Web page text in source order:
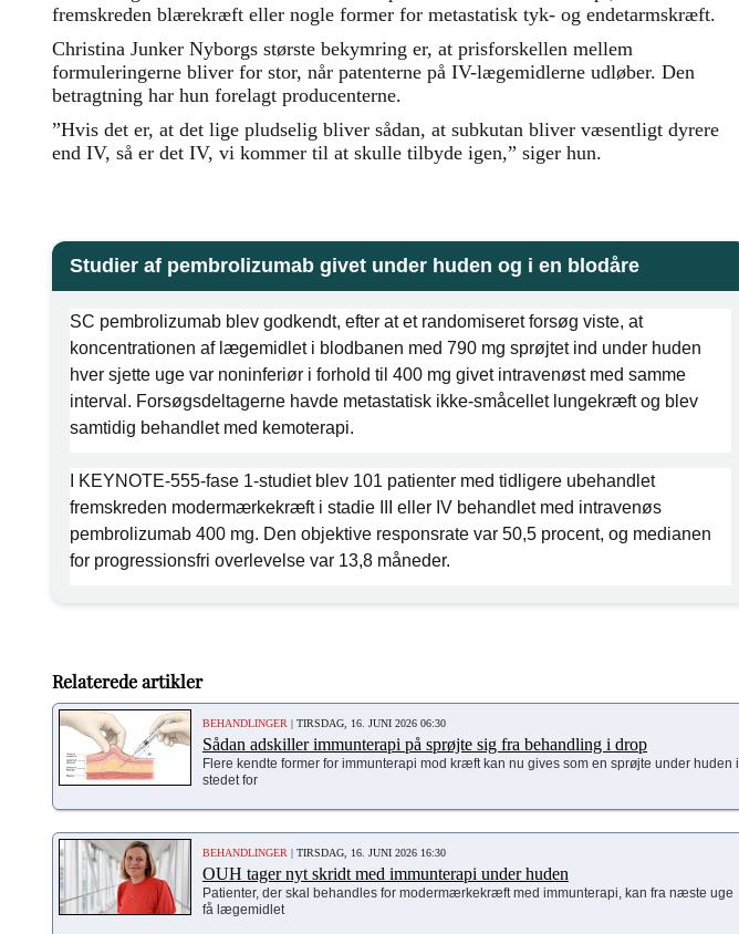
fremskreden blærekræft eller nogle former for metastatisk tyk- og endetarmskræft.
Christina Junker Nyborgs største bekymring er, at prisforskellen mellem
formuleringerne bliver for stor, når patenterne på IV-lægemidlerne udløber. Den
betragtning har hun forelagt producenterne.
”Hvis det er, at det lige pludselig bliver sådan, at subkutan bliver væsentligt dyrere
end IV, så er det IV, vi kommer til at skulle tilbyde igen,” siger hun.
Studier af pembrolizumab givet under huden og i en blodåre
SC pembrolizumab blev godkendt, efter at et randomiseret forsøg viste, at
koncentrationen af lægemidlet i blodbanen med 790 mg sprøjtet ind under huden
hver sjette uge var noninferiør i forhold til 400 mg givet intravenøst med samme
interval. Forsøgsdeltagerne havde metastatisk ikke-småcellet lungekræft og blev
samtidig behandlet med kemoterapi.
I KEYNOTE-555-fase 1-studiet blev 101 patienter med tidligere ubehandlet
fremskreden modermærkekræft i stadie III eller IV behandlet med intravenøs
pembrolizumab 400 mg. Den objektive responsrate var 50,5 procent, og medianen
for progressionsfri overlevelse var 13,8 måneder.
Relaterede artikler
BEHANDLINGER | TIRSDAG, 16. JUNI 2026 06:30
Sådan adskiller immunterapi på sprøjte sig fra behandling i drop
Flere kendte former for immunterapi mod kræft kan nu gives som en sprøjte under huden i
stedet for
BEHANDLINGER | TIRSDAG, 16. JUNI 2026 16:30
OUH tager nyt skridt med immunterapi under huden
Patienter, der skal behandles for modermærkekræft med immunterapi, kan fra næste uge
få lægemidlet